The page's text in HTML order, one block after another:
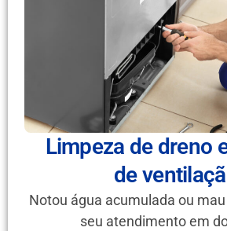
Limpeza de dreno
de
Notou água acumulada ou
seu atendimento em